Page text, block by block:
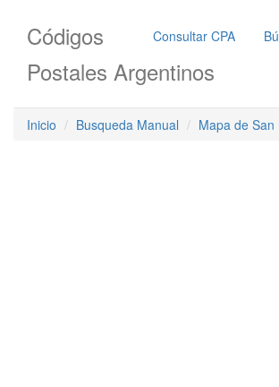
Consultar CPA
Códigos
Postales Argentinos
Inicio Busqueda Manual Mapa de San